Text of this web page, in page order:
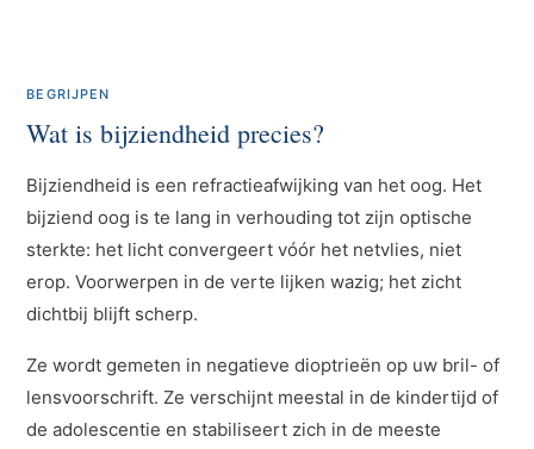
BEGRIJPEN
Wat is bijziendheid precies?
Bijziendheid is een refractieafwijking van het oog. Het
bijziend oog is te lang in verhouding tot zijn optische
sterkte: het licht convergeert vóór het netvlies, niet
erop. Voorwerpen in de verte lijken wazig; het zicht
dichtbij blijft scherp.
Ze wordt gemeten in negatieve dioptrieën op uw bril- of
lensvoorschrift. Ze verschijnt meestal in de kindertijd of
de adolescentie en stabiliseert zich in de meeste